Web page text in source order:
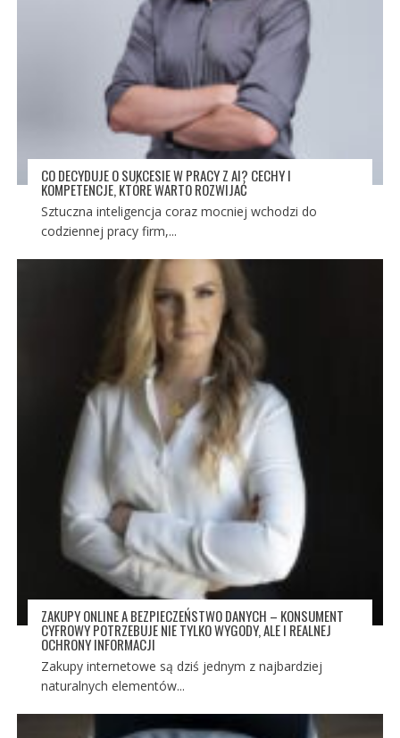
CO DECYDUJE O SUKCESIE W PRACY Z AI? CECHY I
KOMPETENCJE, KTÓRE WARTO ROZWIJAĆ
Sztuczna inteligencja coraz mocniej wchodzi do
codziennej pracy firm,...
ZAKUPY ONLINE A BEZPIECZEŃSTWO DANYCH – KONSUMENT
CYFROWY POTRZEBUJE NIE TYLKO WYGODY, ALE I REALNEJ
OCHRONY INFORMACJI
Zakupy internetowe są dziś jednym z najbardziej
naturalnych elementów...